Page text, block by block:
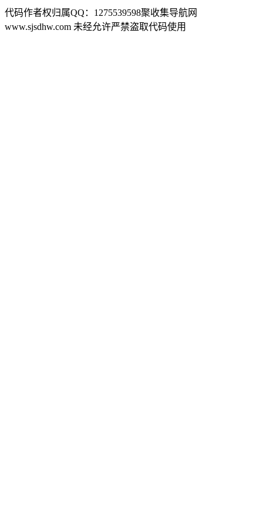
代码作者权归属QQ：1275539598聚收集导航网
www.sjsdhw.com 未经允许严禁盗取代码使用